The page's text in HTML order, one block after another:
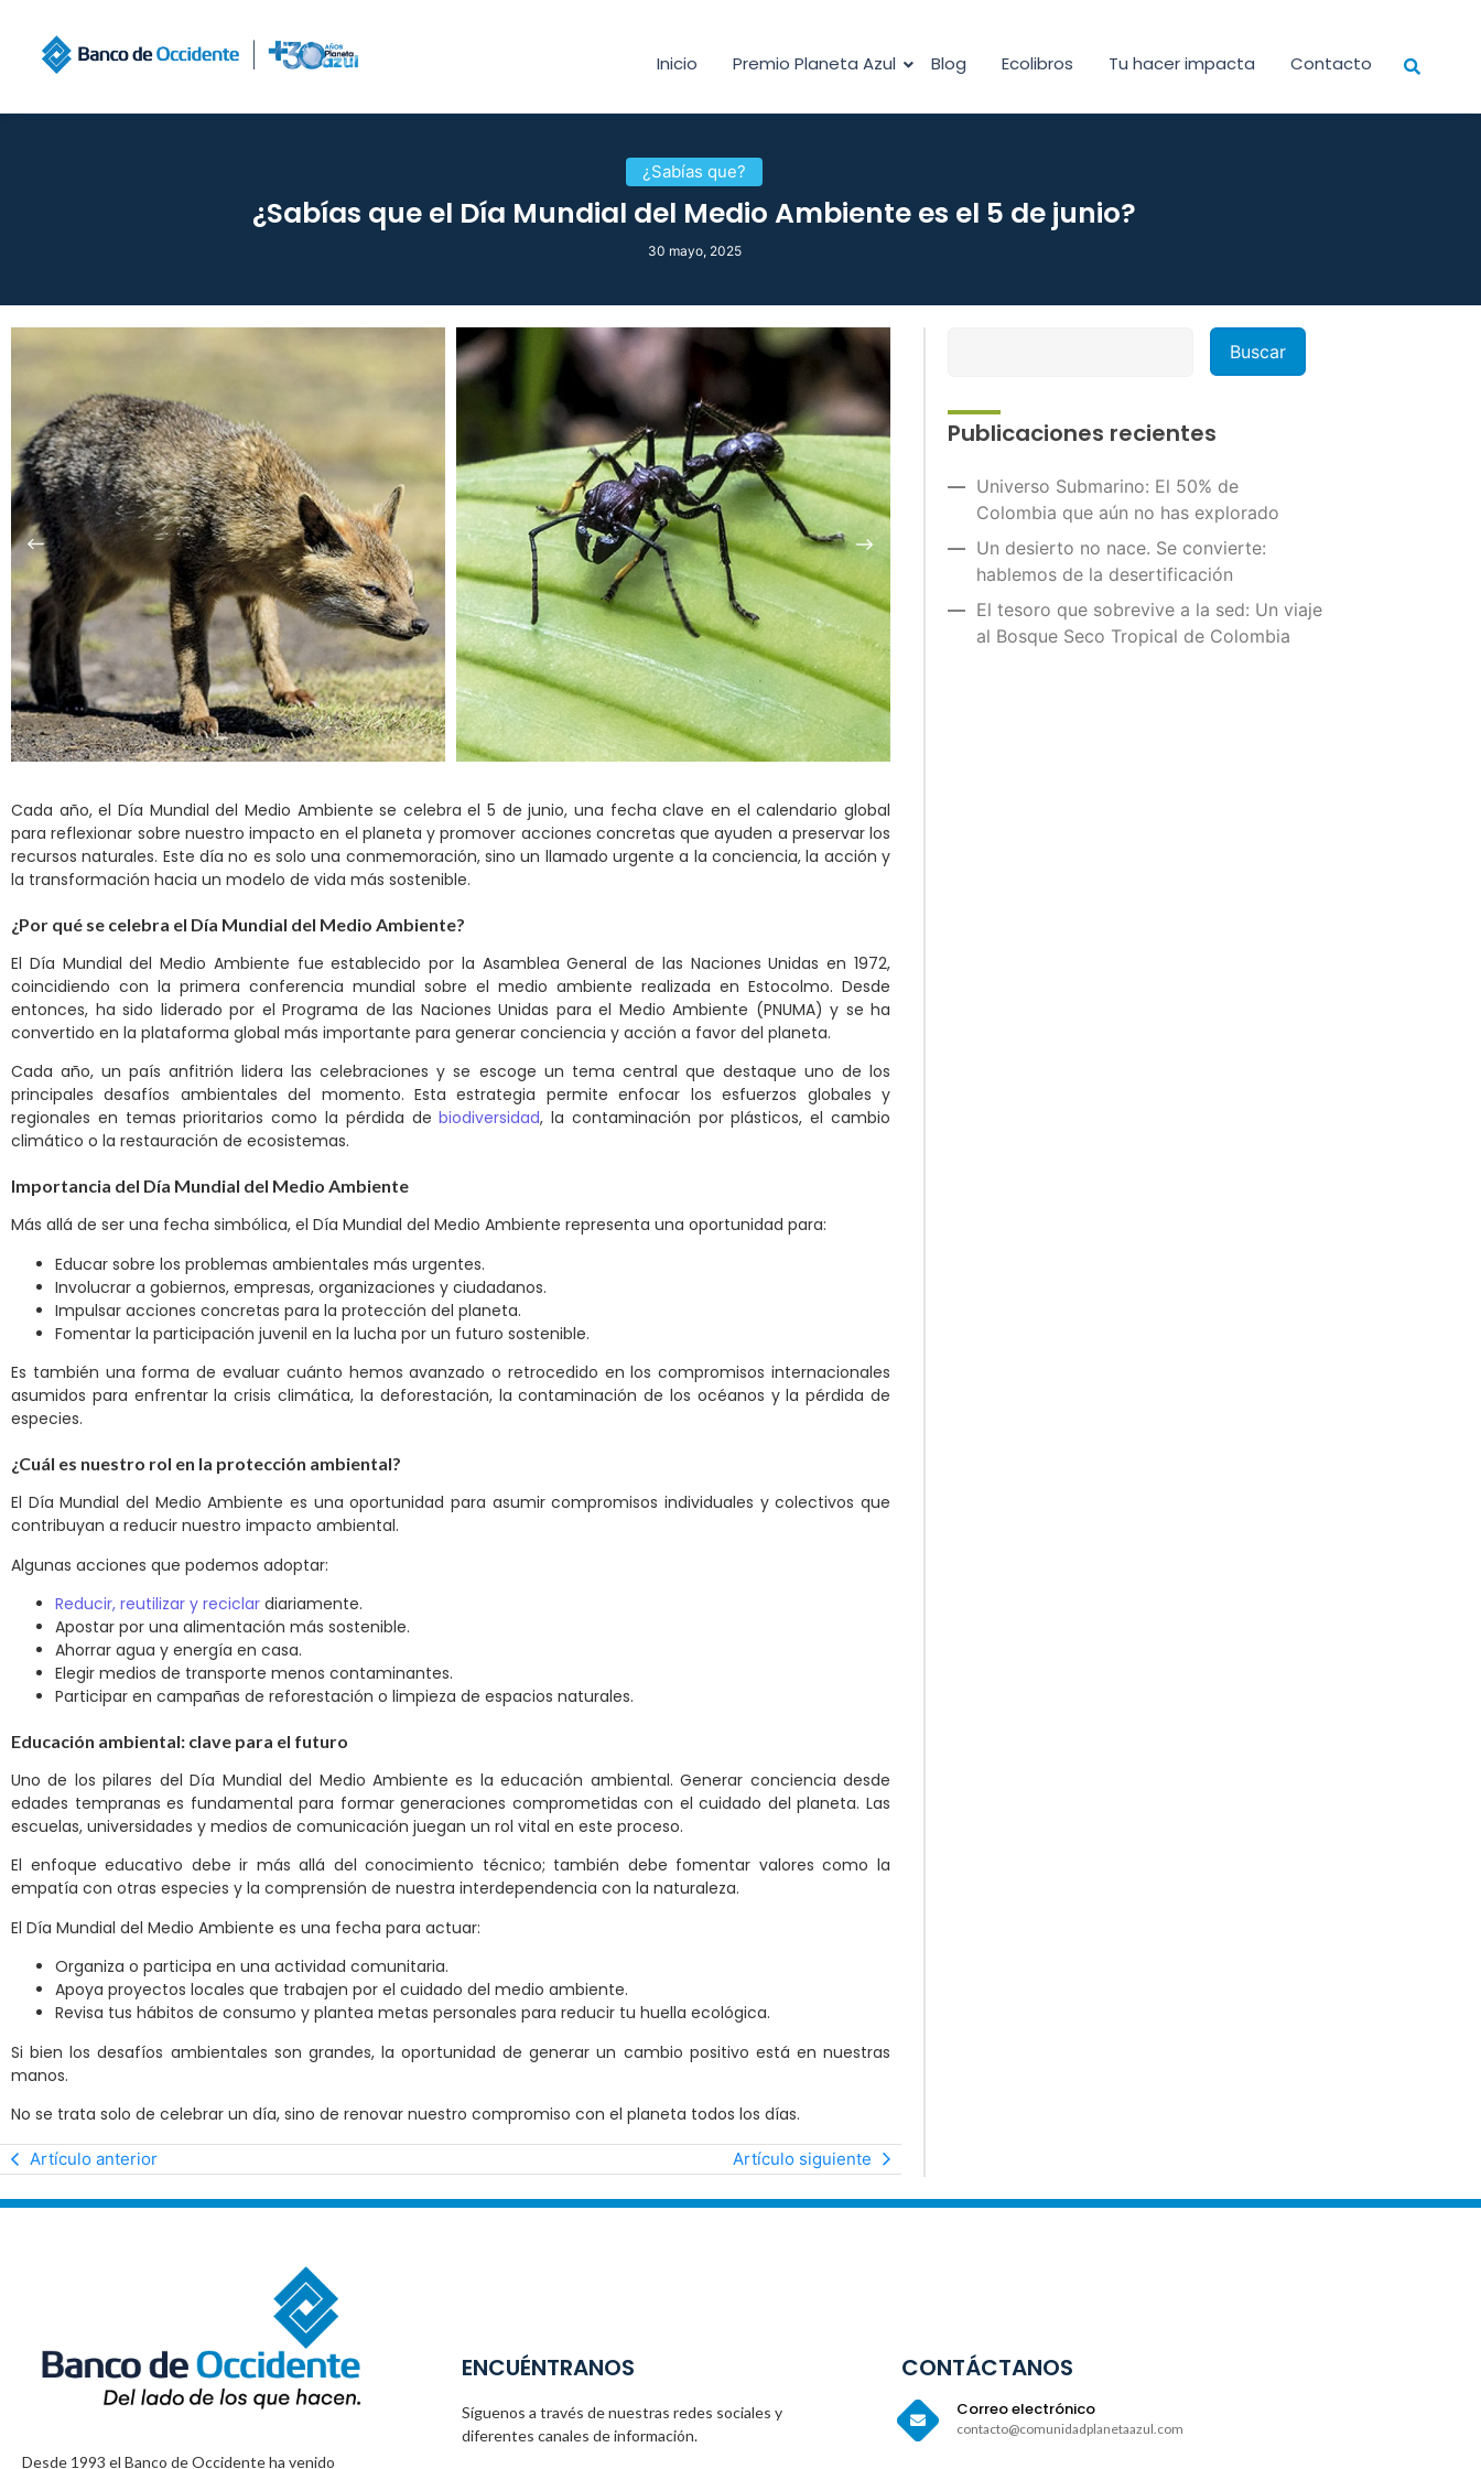
Inicio Premio Planeta Azul Blog Ecolibros Tu hacer impacta Contacto
¿Sabías que?
¿Sabías que el Día Mundial del Medio Ambiente es el 5 de junio?
30 mayo, 2025
Cada año, el Día Mundial del Medio Ambiente se celebra el 5 de junio, una fecha clave en el calendario global
para reflexionar sobre nuestro impacto en el planeta y promover acciones concretas que ayuden a preservar los
recursos naturales. Este día no es solo una conmemoración, sino un llamado urgente a la conciencia, la acción y
la transformación hacia un modelo de vida más sostenible.
¿Por qué se celebra el Día Mundial del Medio Ambiente?
El Día Mundial del Medio Ambiente fue establecido por la Asamblea General de las Naciones Unidas en 1972,
coincidiendo con la primera conferencia mundial sobre el medio ambiente realizada en Estocolmo. Desde
entonces, ha sido liderado por el Programa de las Naciones Unidas para el Medio Ambiente (PNUMA) y se ha
convertido en la plataforma global más importante para generar conciencia y acción a favor del planeta.
Cada año, un país anfitrión lidera las celebraciones y se escoge un tema central que destaque uno de los
principales desafíos ambientales del momento. Esta estrategia permite enfocar los esfuerzos globales y
regionales en temas prioritarios como la pérdida debiodiversidad, la contaminación por plásticos, el cambio
climático o la restauración de ecosistemas.
Importancia del Día Mundial del Medio Ambiente
Más allá de ser una fecha simbólica, el Día Mundial del Medio Ambiente representa una oportunidad para:
Educar sobre los problemas ambientales más urgentes.
Involucrar a gobiernos, empresas, organizaciones y ciudadanos.
Impulsar acciones concretas para la protección del planeta.
Fomentar la participación juvenil en la lucha por un futuro sostenible.
Es también una forma de evaluar cuánto hemos avanzado o retrocedido en los compromisos internacionales
asumidos para enfrentar la crisis climática, la deforestación, la contaminación de los océanos y la pérdida de
especies.
¿Cuál es nuestro rol en la protección ambiental?
El Día Mundial del Medio Ambiente es una oportunidad para asumir compromisos individuales y colectivos que
contribuyan a reducir nuestro impacto ambiental.
Algunas acciones que podemos adoptar:
Reducir, reutilizar y reciclar diariamente.
Apostar por una alimentación más sostenible.
Ahorrar agua y energía en casa.
Elegir medios de transporte menos contaminantes.
Participar en campañas de reforestación o limpieza de espacios naturales.
Educación ambiental: clave para el futuro
Uno de los pilares del Día Mundial del Medio Ambiente es la educación ambiental. Generar conciencia desde
edades tempranas es fundamental para formar generaciones comprometidas con el cuidado del planeta. Las
escuelas, universidades y medios de comunicación juegan un rol vital en este proceso.
El enfoque educativo debe ir más allá del conocimiento técnico; también debe fomentar valores como la
empatía con otras especies y la comprensión de nuestra interdependencia con la naturaleza.
El Día Mundial del Medio Ambiente es una fecha para actuar:
Organiza o participa en una actividad comunitaria.
Apoya proyectos locales que trabajen por el cuidado del medio ambiente.
Revisa tus hábitos de consumo y plantea metas personales para reducir tu huella ecológica.
Si bien los desafíos ambientales son grandes, la oportunidad de generar un cambio positivo está en nuestras
manos.
No se trata solo de celebrar un día, sino de renovar nuestro compromiso con el planeta todos los días.
Artículo anterior Artículo siguiente
Publicaciones recientes
Universo Submarino: El 50% de
Colombia que aún no has explorado
Un desierto no nace. Se convierte:
hablemos de la desertificación
El tesoro que sobrevive a la sed: Un viaje
al Bosque Seco Tropical de Colombia
Desde 1993 el Banco de Occidenteha venido
ENCUÉNTRANOS
Síguenos a través de nuestras redes sociales y
diferentes canales de información.
CONTÁCTANOS
Correo electrónico
contacto@comunidadplanetaazul.com